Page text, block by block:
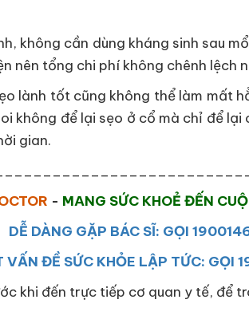
không cần dùng kháng sinh sau
nên tổng chi phí không chênh lệch
lành tốt cũng không thể làm mất
không để lại sẹo ở cổ mà chỉ để
gian.
- MANG SỨC KHOẺ ĐẾN
DỄ DÀNG GẶP BÁC SĨ: GỌI
VẤN ĐỀ SỨC KHỎE LẬP TỨC: GỌI
khi đến trực tiếp cơ quan y tế, để